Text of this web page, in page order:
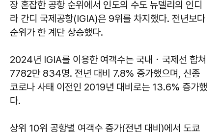
장 혼잡한 공항 순위에서 인도의 수도 뉴델리의 인디
라 간디 국제공항(IGIA)은 9위를 차지했다. 전년보다
순위가 한 계단 상승했다.
2024년 IGIA를 이용한 여객수는 국내・국제선 합쳐
7782만 834명. 전년 대비 7.8% 증가했으며, 신종
코로나 사태 이전인 2019년 대비로는 13.6% 증가했
다.
상위 10위 공항별 여객수 증가(전년 대비)에서 도쿄